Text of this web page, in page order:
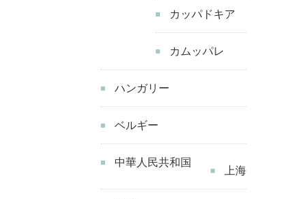
カッパドキア
カムッパレ
ハンガリー
ベルギー
中華人民共和国
上海